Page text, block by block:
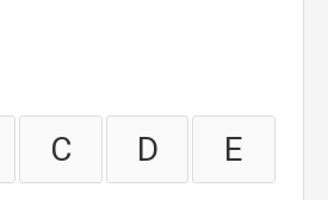
C D E